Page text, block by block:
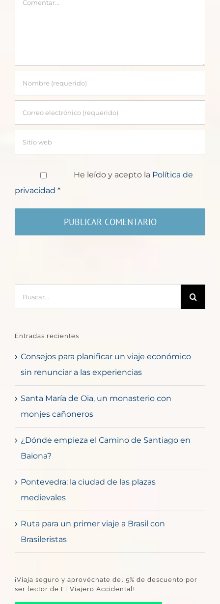
He leído y acepto la Política de
privacidad *
Entradas recientes
Consejos para planificar un viaje económico
sin renunciar a las experiencias
Santa María de Oia, un monasterio con
monjes cañoneros
¿Dónde empieza el Camino de Santiago en
Baiona?
Pontevedra: la ciudad de las plazas
medievales
Ruta para un primer viaje a Brasil con
Brasileristas
¡Viaja seguro y aprovéchate del 5% de descuento por
ser lector de El Viajero Accidental!